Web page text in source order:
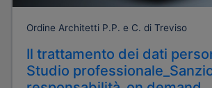
Ordine Architetti P.P. e C. di Treviso
Il trattamento dei dati
Studio